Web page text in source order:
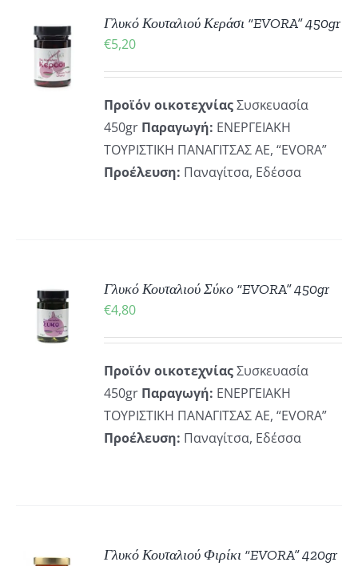
Γλυκό Κουταλιού Κεράσι “EVORA” 450gr
€5,20
Προϊόν οικοτεχνίαςΣυσκευασία
450gr Παραγωγή: ΕΝΕΡΓΕΙΑΚΗ
ΤΟΥΡΙΣΤΙΚΗ ΠΑΝΑΓΙΤΣΑΣ ΑΕ, “EVORA”
Προέλευση: Παναγίτσα, Εδέσσα
Γλυκό Κουταλιού Σύκο “EVORA” 450gr
€4,80
Προϊόν οικοτεχνίαςΣυσκευασία
450gr Παραγωγή: ΕΝΕΡΓΕΙΑΚΗ
ΤΟΥΡΙΣΤΙΚΗ ΠΑΝΑΓΙΤΣΑΣ ΑΕ, “EVORA”
Προέλευση: Παναγίτσα, Εδέσσα
Γλυκό Κουταλιού Φιρίκι “EVORA” 420gr